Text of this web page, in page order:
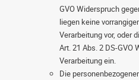
GVO Widerspruch
liegen keine
Verarbeitung vor, oder
Art. 21 Abs. 2 DS-GVO
Verarbeitung ein.
Die